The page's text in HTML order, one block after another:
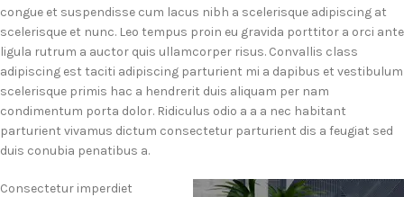
congue et suspendisse cum lacus nibh a scelerisque adipiscing at
scelerisque et nunc. Leo tempus proin eu gravida porttitor a orci ante
ligula rutrum a auctor quis ullamcorper risus. Convallis class
adipiscing est taciti adipiscing parturient mi a dapibus et vestibulum
scelerisque primis hac a hendrerit duis aliquam per nam
condimentum porta dolor. Ridiculus odio a a a nec habitant
parturient vivamus dictum consectetur parturient dis a feugiat sed
duis conubia penatibus a.
Consectetur imperdiet